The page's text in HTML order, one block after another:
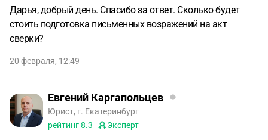
Дарья, добрый день. Спасибо за ответ. Сколько будет
стоить подготовка письменных возражений на акт
сверки?
20 февраля, 12:49
Евгений Каргапольцев
Юрист, г. Екатеринбург
рейтинг8.3 Эксперт